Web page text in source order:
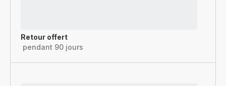
Retour offert
pendant 90 jours